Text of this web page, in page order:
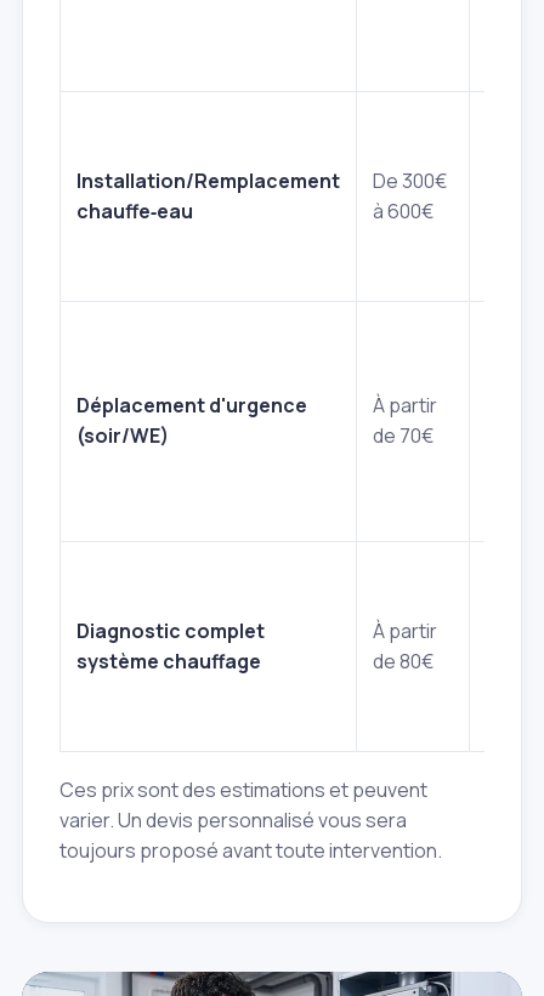
Installation/Remplacement
chauffe‑eau
De 300€
à 600€
Déplacement d'urgence
(soir/WE)
À partir
de 70€
Diagnostic complet
système chauffage
À partir
de 80€
Ces prix sont des estimations et peuvent
varier. Un devis personnalisé vous sera
toujours proposé avant toute intervention.